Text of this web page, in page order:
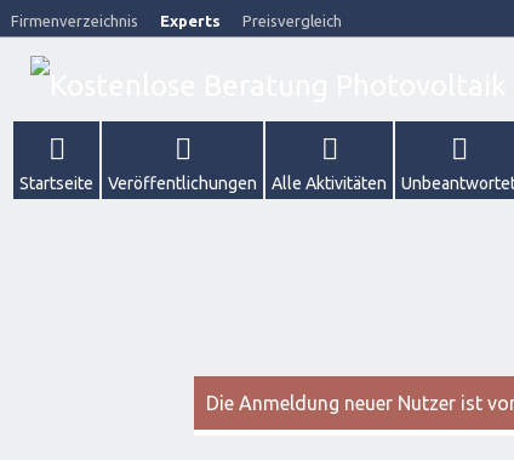
Firmenverzeichnis Experts Preisvergleich
Startseite Veröffentlichungen Alle Aktivitäten
Die Anmeldung neuer Nutzer ist